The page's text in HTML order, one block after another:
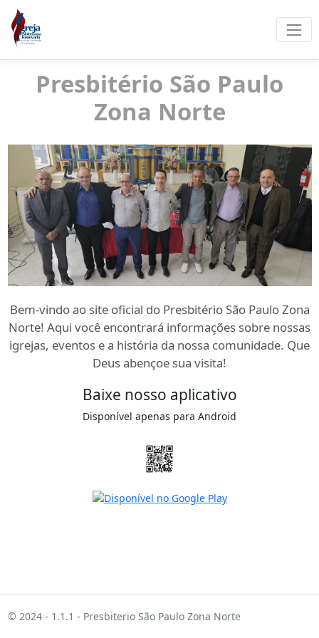
Presbitério São Paulo
Zona Norte
Bem-vindo ao site oficial do Presbitério São Paulo Zona
Norte! Aqui você encontrará informações sobre nossas
igrejas, eventos e a história da nossa comunidade. Que
Deus abençoe sua visita!
Baixe nosso aplicativo
Disponível apenas para Android
© 2024 - 1.1.1 - Presbiterio São Paulo Zona Norte